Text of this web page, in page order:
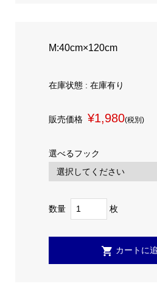
M:40cm×120cm
在庫状態 : 在庫有り
販売価格 ¥1,980(税別)
選べるフック
数量 枚